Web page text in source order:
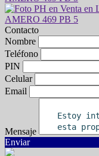
Contacto
Nombre
Teléfono
PIN
Celular
Email
Mensaje
Enviar